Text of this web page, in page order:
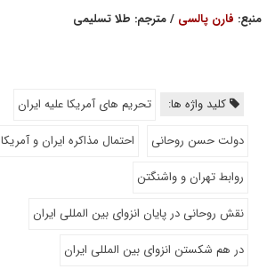
منبع: فارن پالسی / مترجم: طلا تسلیمی
کلید واژه ها:
تحریم های آمریکا علیه ایران
دولت حسن روحانی
احتمال مذاکره ایران و آمریکا
روابط تهران و واشنگتن
نقش روحانی در پایان انزوای بین المللی ایران
در هم شکستن انزوای بین المللی ایران